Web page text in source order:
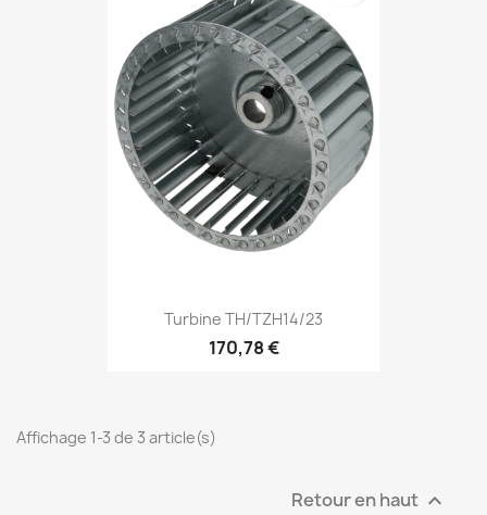
Turbine TH/TZH14/23
170,78 €
Affichage 1-3 de 3 article(s)
Retour en haut 